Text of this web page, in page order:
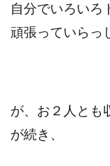
自分でいろいろ
頑張っていらっ
が、お２人とも
が続き、